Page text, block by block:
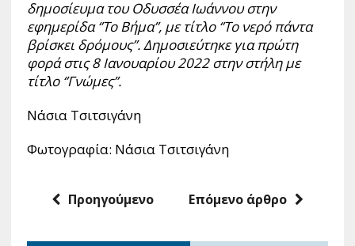
δημοσίευμα του Οδυσσέα Ιωάννου στην
εφημερίδα ‘’Το Βήμα’’, με τίτλο ‘’Το νερό πάντα
βρίσκει δρόμους’’. Δημοσιεύτηκε για πρώτη
φορά στις 8 Ιανουαρίου 2022 στην στήλη με
τίτλο ‘’Γνώμες’’.
Νάσια Τσιτσιγάνη
Φωτογραφία: Νάσια Τσιτσιγάνη
Προηγούμενο Επόμενο άρθρο